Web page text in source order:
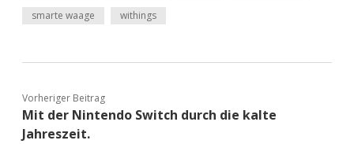
smarte waage withings
Vorheriger Beitrag
Mit der Nintendo Switch durch die kalte
Jahreszeit.